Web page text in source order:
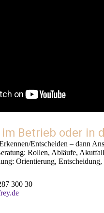
Betrieb oder in
Entscheiden – dann
Rollen, Abläufe,
Orientierung, Entscheidung,
300 30